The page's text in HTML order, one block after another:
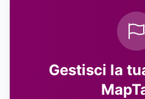
Gestisci la